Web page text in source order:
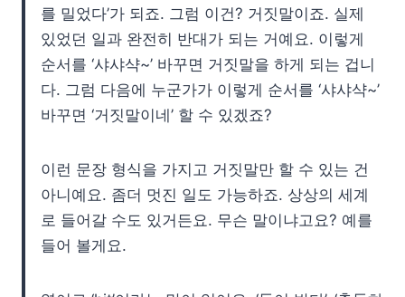
를 밀었다’가 되죠. 그럼 이건? 거짓말이죠. 실제
있었던 일과 완전히 반대가 되는 거예요. 이렇게
순서를 ‘샤샤샥~’ 바꾸면 거짓말을 하게 되는 겁니
다. 그럼 다음에 누군가가 이렇게 순서를 ‘샤샤샥~’
바꾸면 ‘거짓말이네’ 할 수 있겠죠?
이런 문장 형식을 가지고 거짓말만 할 수 있는 건
아니예요. 좀더 멋진 일도 가능하죠. 상상의 세계
로 들어갈 수도 있거든요. 무슨 말이냐고요? 예를
들어 볼게요.